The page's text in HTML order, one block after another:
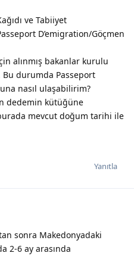
ve Tabiiyet
D’emigration/Göçmen
alınmış bakanlar kurulu
Bu durumda Passeport
nasıl ulaşabilirim?
dedemin kütüğüne
burada mevcut doğum tarihi ile
Yanıtla
sonra Makedonyadaki
2-6 ay arasında